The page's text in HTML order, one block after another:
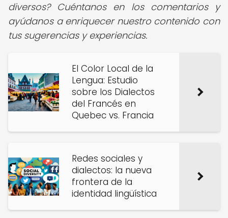
diversos? Cuéntanos en los comentarios y
ayúdanos a enriquecer nuestro contenido con
tus sugerencias y experiencias.
El Color Local de la
Lengua: Estudio
sobre los Dialectos
del Francés en
Quebec vs. Francia
Redes sociales y
dialectos: la nueva
frontera de la
identidad lingüística